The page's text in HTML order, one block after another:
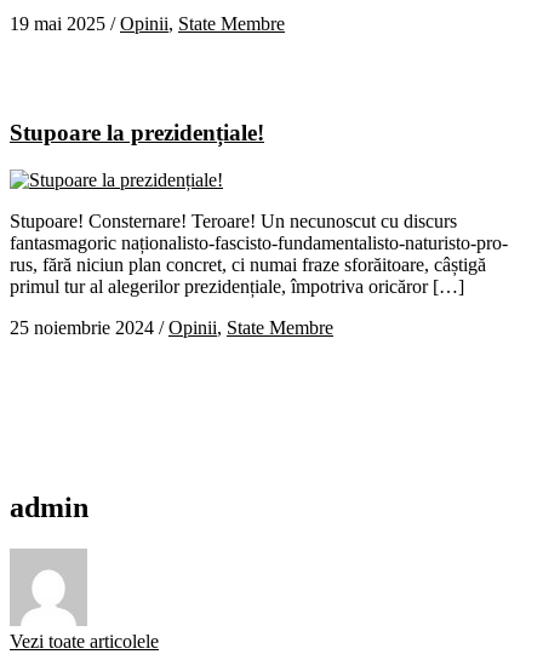
19 mai 2025 /Opinii, State Membre
Stupoare la prezidențiale!
Stupoare! Consternare! Teroare! Un necunoscut cu discurs
fantasmagoric naționalisto-fascisto-fundamentalisto-naturisto-pro-
rus, fără niciun plan concret, ci numai fraze sforăitoare, câștigă
primul tur al alegerilor prezidențiale, împotriva oricăror […]
25 noiembrie 2024 /Opinii, State Membre
admin
Vezi toate articolele